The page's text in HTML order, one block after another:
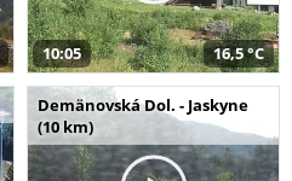
10:05 16,5 °C
Demänovská Dol. - Jaskyne
(10 km)